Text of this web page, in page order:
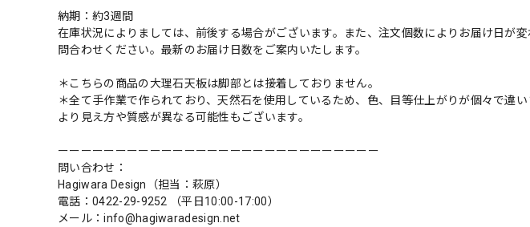
納期：約3週間
在庫状況によりましては、前後する場合がございます。また、注文個数によりお届け日が
問合わせください。最新のお届け日数をご案内いたします。
＊こちらの商品の大理石天板は脚部とは接着しておりません。
＊全て手作業で作られており、天然石を使用しているため、色、目等仕上がりが個々で違
より見え方や質感が異なる可能性もございます。
ーーーーーーーーーーーーーーーーーーーーーーーーーーーー
問い合わせ：
Hagiwara Design（担当：萩原）
電話：0422-29-9252 （平日10:00-17:00）
メール：info@hagiwaradesign.net